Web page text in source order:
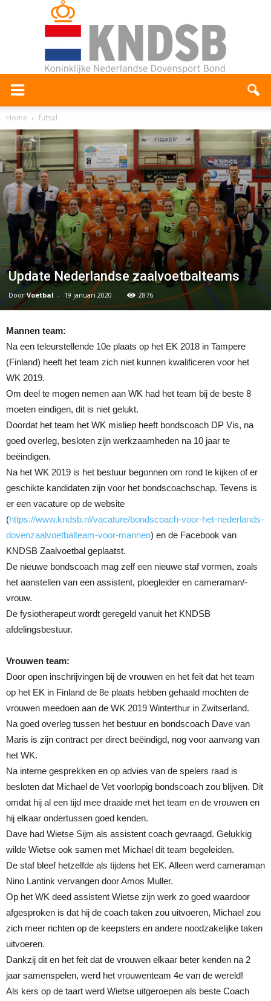
Home futsal
Update Nederlandse zaalvoetbalteams
Door Voetbal - 19 januari 2020 2876
Mannen team:
Na een teleurstellende 10e plaats op het EK 2018 in Tampere
(Finland) heeft het team zich niet kunnen kwalificeren voor het
WK 2019.
Om deel te mogen nemen aan WK had het team bij de beste 8
moeten eindigen, dit is niet gelukt.
Doordat het team het WK misliep heeft bondscoach DP Vis, na
goed overleg, besloten zijn werkzaamheden na 10 jaar te
beëindigen.
Na het WK 2019 is het bestuur begonnen om rond te kijken of er
geschikte kandidaten zijn voor het bondscoachschap. Tevens is
er een vacature op de website
(https://www.kndsb.nl/vacature/bondscoach-voor-het-nederlands-
dovenzaalvoetbalteam-voor-mannen) en de Facebook van
KNDSB Zaalvoetbal geplaatst.
De nieuwe bondscoach mag zelf een nieuwe staf vormen, zoals
het aanstellen van een assistent, ploegleider en cameraman/-
vrouw.
De fysiotherapeut wordt geregeld vanuit het KNDSB
afdelingsbestuur.
Vrouwen team:
Door open inschrijvingen bij de vrouwen en het feit dat het team
op het EK in Finland de 8e plaats hebben gehaald mochten de
vrouwen meedoen aan de WK 2019 Winterthur in Zwitserland.
Na goed overleg tussen het bestuur en bondscoach Dave van
Maris is zijn contract per direct beëindigd, nog voor aanvang van
het WK.
Na interne gesprekken en op advies van de spelers raad is
besloten dat Michael de Vet voorlopig bondscoach zou blijven. Dit
omdat hij al een tijd mee draaide met het team en de vrouwen en
hij elkaar ondertussen goed kenden.
Dave had Wietse Sijm als assistent coach gevraagd. Gelukkig
wilde Wietse ook samen met Michael dit team begeleiden.
De staf bleef hetzelfde als tijdens het EK. Alleen werd cameraman
Nino Lantink vervangen door Amos Muller.
Op het WK deed assistent Wietse zijn werk zo goed waardoor
afgesproken is dat hij de coach taken zou uitvoeren, Michael zou
zich meer richten op de keepsters en andere noodzakelijke taken
uitvoeren.
Dankzij dit en het feit dat de vrouwen elkaar beter kenden na 2
jaar samenspelen, werd het vrouwenteam 4e van de wereld!
Als kers op de taart werd Wietse uitgeroepen als beste Coach